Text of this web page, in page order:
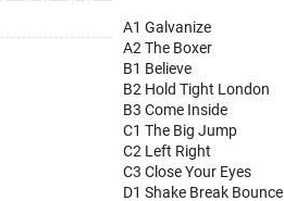
A1 Galvanize
A2 The Boxer
B1 Believe
B2 Hold Tight London
B3 Come Inside
C1 The Big Jump
C2 Left Right
C3 Close Your Eyes
D1 Shake Break Bounce